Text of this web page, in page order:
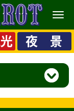
メ
ニ
ュ
ー